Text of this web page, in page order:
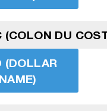
(COLON DU
(DOLLAR